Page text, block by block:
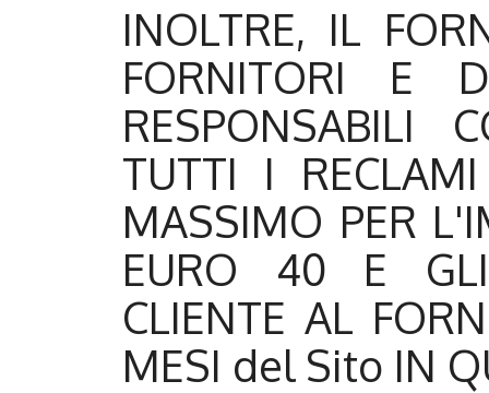
INOLTRE, IL
FORNITORI E
RESPONSABILI
TUTTI I
MASSIMO PER
EURO 40 E
CLIENTE AL
MESI del Sito IN